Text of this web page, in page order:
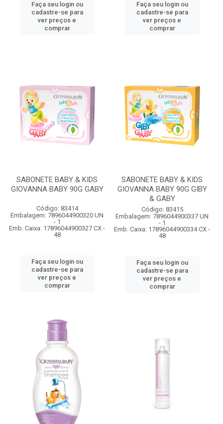
Faça seu login ou
cadastre-se para
ver preços e
comprar
Faça seu login ou
cadastre-se para
ver preços e
comprar
SABONETE BABY & KIDS
GIOVANNA BABY 90G GABY
Código: 83414
Embalagem: 7896044900320 UN
- 1
Emb. Caixa: 17896044900327 CX -
48
Faça seu login ou
cadastre-se para
ver preços e
comprar
SABONETE BABY & KIDS
GIOVANNA BABY 90G GIBY
& GABY
Código: 83415
Embalagem: 7896044900337 UN
- 1
Emb. Caixa: 17896044900334 CX -
48
Faça seu login ou
cadastre-se para
ver preços e
comprar